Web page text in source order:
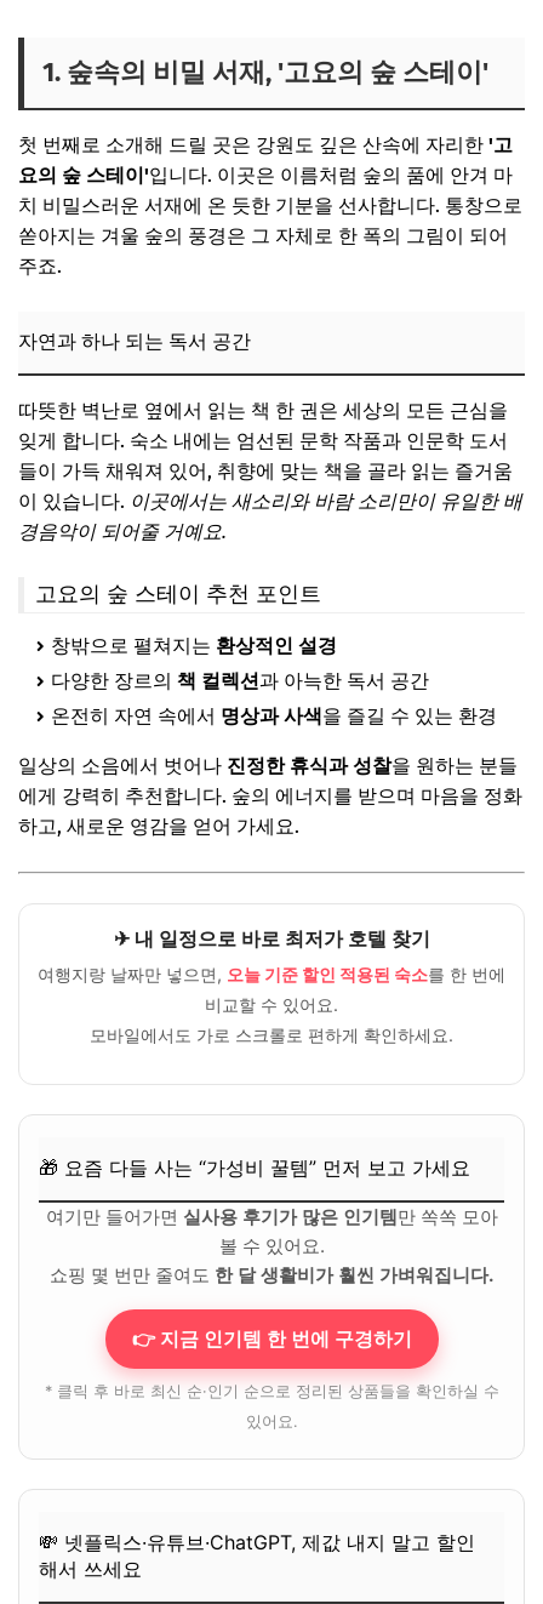
1. 숲속의 비밀 서재, '고요의 숲 스테이'
첫 번째로 소개해 드릴 곳은 강원도 깊은 산속에 자리한 '고
요의 숲 스테이'입니다. 이곳은 이름처럼 숲의 품에 안겨 마
치 비밀스러운 서재에 온 듯한 기분을 선사합니다. 통창으로
쏟아지는 겨울 숲의 풍경은 그 자체로 한 폭의 그림이 되어
주죠.
자연과 하나 되는 독서 공간
따뜻한 벽난로 옆에서 읽는 책 한 권은 세상의 모든 근심을
잊게 합니다. 숙소 내에는 엄선된 문학 작품과 인문학 도서
들이 가득 채워져 있어, 취향에 맞는 책을 골라 읽는 즐거움
이 있습니다. 이곳에서는 새소리와 바람 소리만이 유일한 배
경음악이 되어줄 거예요.
고요의 숲 스테이 추천 포인트
창밖으로 펼쳐지는 환상적인 설경
다양한 장르의 책 컬렉션과 아늑한 독서 공간
온전히 자연 속에서 명상과 사색을 즐길 수 있는 환경
일상의 소음에서 벗어나 진정한 휴식과 성찰을 원하는 분들
에게 강력히 추천합니다. 숲의 에너지를 받으며 마음을 정화
하고, 새로운 영감을 얻어 가세요.
✈ 내 일정으로 바로 최저가 호텔 찾기
여행지랑 날짜만 넣으면, 오늘 기준 할인 적용된 숙소를 한 번에
비교할 수 있어요.
모바일에서도 가로 스크롤로 편하게 확인하세요.
🎁 요즘 다들 사는 “가성비 꿀템” 먼저 보고 가세요
여기만 들어가면 실사용 후기가 많은 인기템만 쏙쏙 모아
볼 수 있어요.
쇼핑 몇 번만 줄여도 한 달 생활비가 훨씬 가벼워집니다.
👉 지금 인기템 한 번에 구경하기
* 클릭 후 바로 최신 순·인기 순으로 정리된 상품들을 확인하실 수
있어요.
💸 넷플릭스·유튜브·ChatGPT, 제값 내지 말고 할인
해서 쓰세요